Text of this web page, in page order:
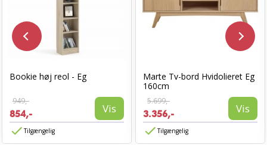
Bookie høj reol - Eg
949,-
854,- Vis
Tilgængelig
Marte Tv-bord Hvidolieret Eg
160cm
5.699,-
3.356,- Vis
Tilgængelig